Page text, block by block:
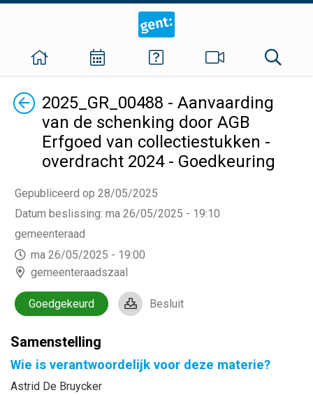
Terug2025_GR_00488 - Aanvaarding
van de schenking door AGB
Erfgoed van collectiestukken -
overdracht 2024 - Goedkeuring
Gepubliceerd op 28/05/2025
Datum beslissing: ma 26/05/2025 - 19:10
gemeenteraad
ma 26/05/2025 - 19:00
gemeenteraadszaal
Goedgekeurd Besluit
Samenstelling
Wie is verantwoordelijk voor deze materie?
Astrid De Bruycker